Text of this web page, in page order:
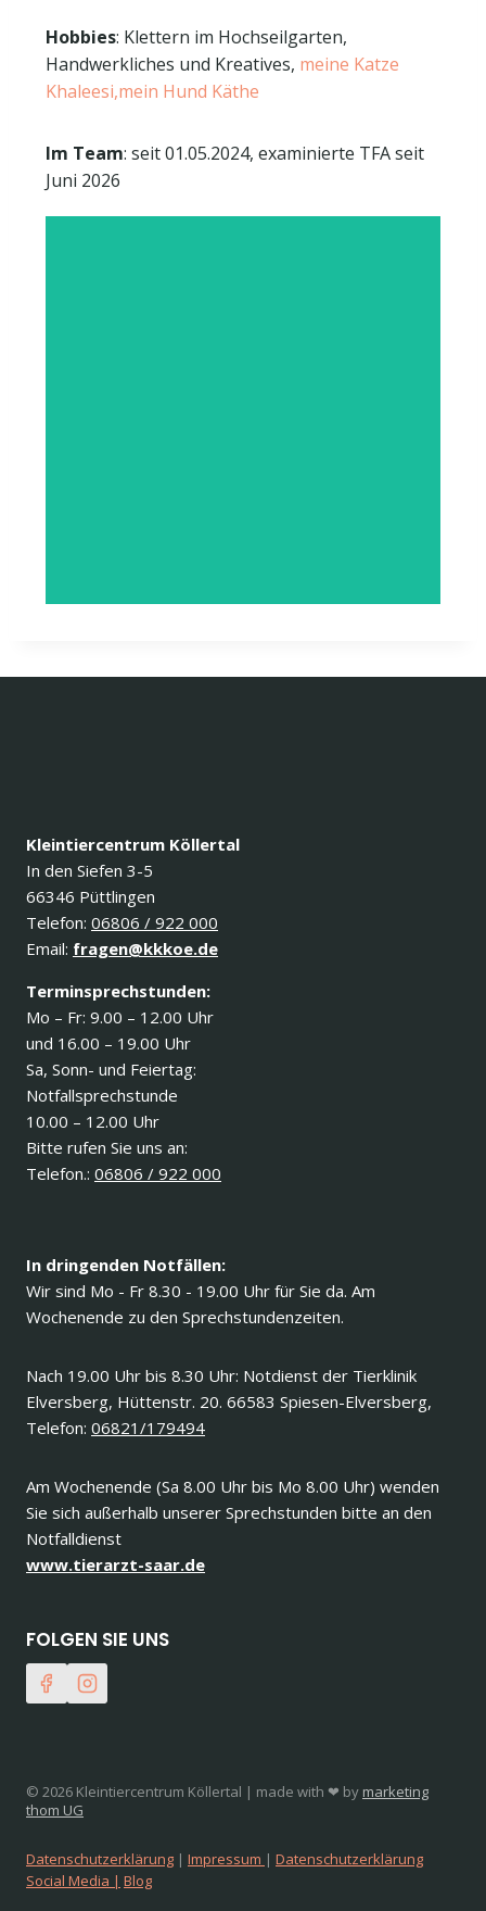
Hobbies: Klettern im Hochseilgarten,
Handwerkliches und Kreatives, meine Katze
Khaleesi,mein Hund Käthe
Im Team: seit 01.05.2024, examinierte TFA seit
Juni 2026
Kleintiercentrum Köllertal
In den Siefen 3-5
66346 Püttlingen
Telefon: 06806 / 922 000
Email: fragen@kkkoe.de
Terminsprechstunden:
Mo – Fr: 9.00 – 12.00 Uhr
und 16.00 – 19.00 Uhr
Sa, Sonn- und Feiertag:
Notfallsprechstunde
10.00 – 12.00 Uhr
Bitte rufen Sie uns an:
Telefon.: 06806 / 922 000
In dringenden Notfällen:
Wir sind Mo - Fr 8.30 - 19.00 Uhr für Sie da. Am
Wochenende zu den Sprechstundenzeiten.
Nach 19.00 Uhr bis 8.30 Uhr: Notdienst der Tierklinik
Elversberg, Hüttenstr. 20. 66583 Spiesen-Elversberg,
Telefon: 06821/179494
Am Wochenende (Sa 8.00 Uhr bis Mo 8.00 Uhr) wenden
Sie sich außerhalb unserer Sprechstunden bitte an den
Notfalldienst
www.tierarzt-saar.de
FOLGEN SIE UNS
© 2026 Kleintiercentrum Köllertal | made with ❤ by marketing
thom UG
Datenschutzerklärung | Impressum | Datenschutzerklärung
Social Media | Blog